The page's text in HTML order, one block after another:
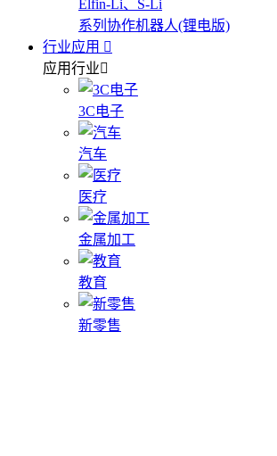
Elfin-Li、S-Li
系列协作机器人(锂电版)
行业应用
应用行业
3C电子
汽车
医疗
金属加工
教育
新零售